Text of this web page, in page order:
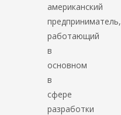
американский
предприниматель,
работающий
в
основном
в
сфере
разработки